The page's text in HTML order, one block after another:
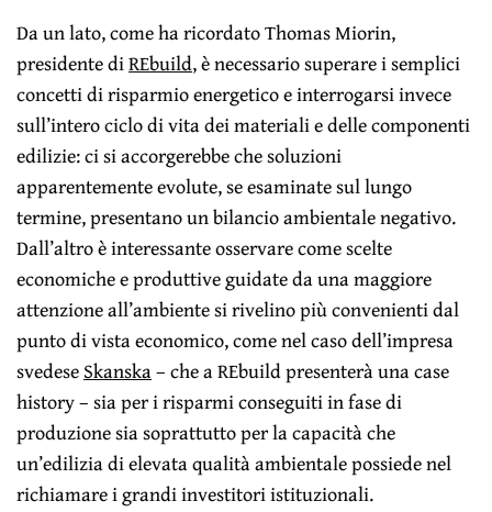
Da un lato, come ha ricordato Thomas Miorin,
presidente diREbuild, è necessario superare i semplici
concetti di risparmio energetico e interrogarsi invece
sull’intero ciclo di vita dei materiali e delle componenti
edilizie: ci si accorgerebbe che soluzioni
apparentemente evolute, se esaminate sul lungo
termine, presentano un bilancio ambientale negativo.
Dall’altro è interessante osservare come scelte
economiche e produttive guidate da una maggiore
attenzione all’ambiente si rivelino più convenienti dal
punto di vista economico, come nel caso dell’impresa
svedeseSkanska– che a REbuild presenterà una case
history – sia per i risparmi conseguiti in fase di
produzione sia soprattutto per la capacità che
un’edilizia di elevata qualità ambientale possiede nel
richiamare i grandi investitori istituzionali.